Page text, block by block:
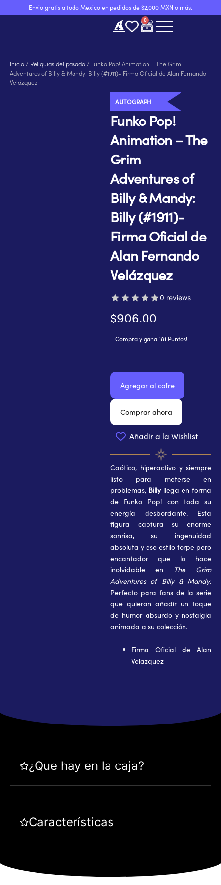
al
Envio gratis a todo Mexico en pedidos de $2,000 MXN o más.
0
Carrito
Inicio / Reliquias del pasado / Funko Pop! Animation – The Grim
Adventures of Billy & Mandy: Billy (#1911)- Firma Oficial de Alan Fernando
Velázquez
AUTOGRAPH
Funko Pop!
Animation – The
Grim
Adventures of
Billy & Mandy:
Billy (#1911)-
Firma Oficial de
Alan Fernando
Velázquez
0 reviews
$906.00
Compra y gana 181 Puntos!
Funko
Pop!
Animation
–
The
Grim
Adventures
Billy
&
Mandy:
(#1911)-
Firma
Oficial
de
Alan
Fernando
Velázquez
cantidad
Agregar al cofre
Comprar ahora
Añadir a la Wishlist
Caótico, hiperactivo y siempre
listo para meterse en
problemas, Billyllega en forma
de Funko Pop! con toda su
energía desbordante. Esta
figura captura su enorme
sonrisa, su ingenuidad
absoluta y ese estilo torpe pero
encantador que lo hace
inolvidable en
The Grim
Adventures of Billy & Mandy.
Perfecto para fans de la serie
que quieran añadir un toque
de humor absurdo y nostalgia
animada a su colección.
Firma Oficial de Alan
Velazquez
¿Que hay en la caja?
Características